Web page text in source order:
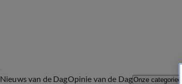
Nieuws van de DagOpinie van de DagOnze categorieën